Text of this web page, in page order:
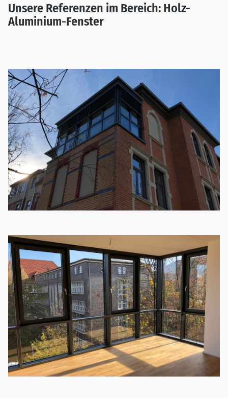
Unsere Referenzen im Bereich: Holz-
Aluminium-Fenster